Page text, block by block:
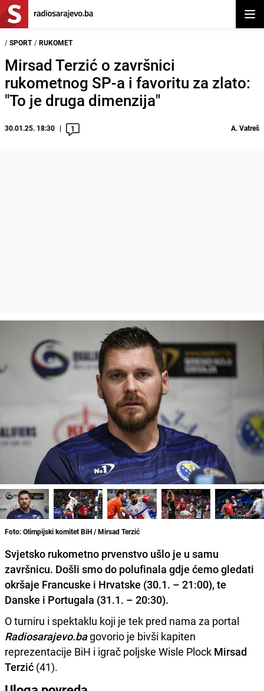
/ SPORT / RUKOMET
Mirsad Terzić o završnici
rukometnog SP-a i favoritu za zlato:
"To je druga dimenzija"
30.01.25. 18:30 1 A. Vatreš
Foto: Olimpijski komitet BiH / Mirsad Terzić
Svjetsko rukometno prvenstvo ušlo je u samu
završnicu. Došli smo do polufinala gdje ćemo gledati
okršaje Francuske i Hrvatske (30.1. – 21:00), te
Danske i Portugala (31.1. – 20:30).
O turniru i spektaklu koji je tek pred nama za portal
Radiosarajevo.bagovorio je bivši kapiten
reprezentacije BiH i igrač poljske Wisle Plock Mirsad
Terzić (41).